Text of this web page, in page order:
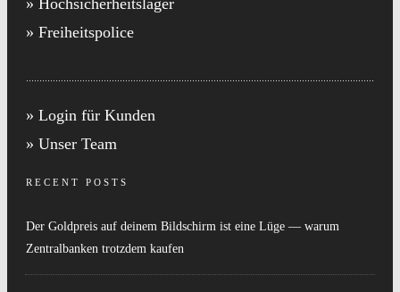
RECENT POSTS
Der Goldpreis auf deinem Bildschirm ist eine Lüge — warum
Zentralbanken trotzdem kaufen
» Freiheitspolice
» Login für Kunden
» Unser Team